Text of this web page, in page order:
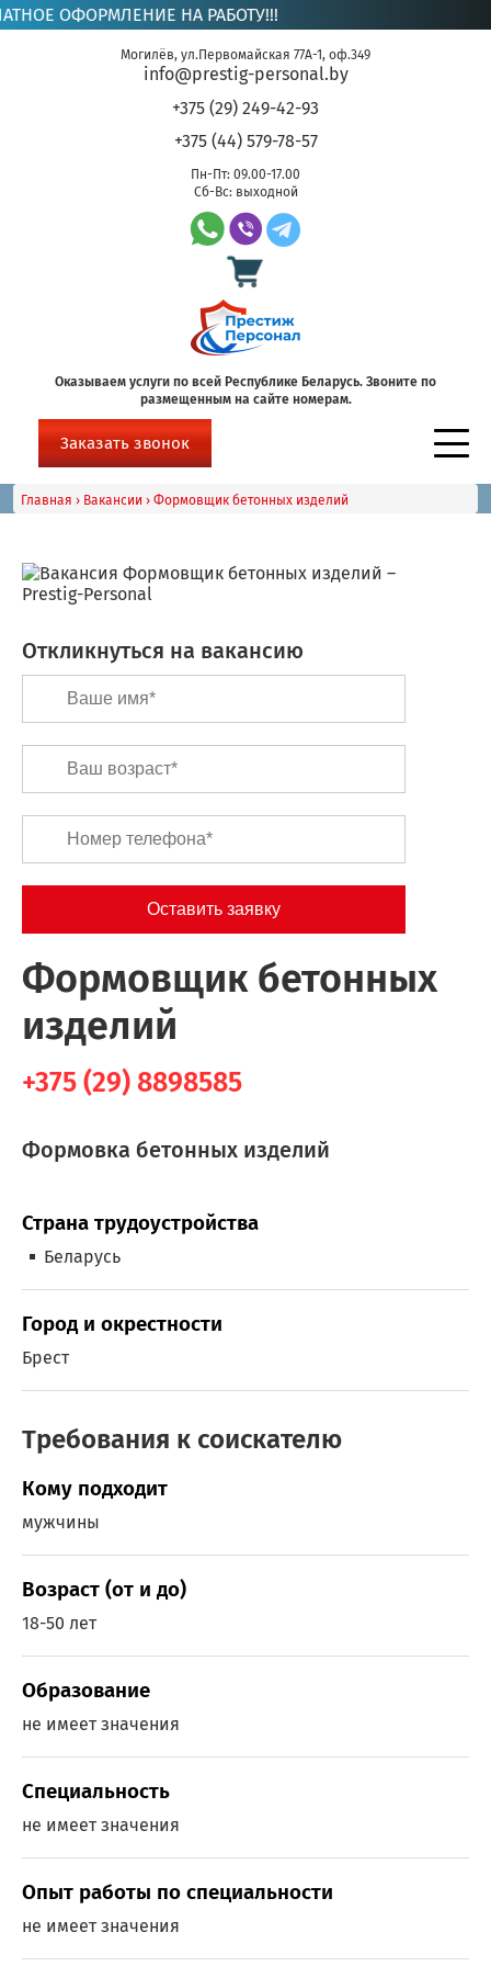
ОФОРМЛЕНИЕ НА РАБОТУ!!!
Могилёв, ул.Первомайская 77А-1, оф.349
info@prestig-personal.by
+375 (29) 249-42-93
+375 (44) 579-78-57
Пн-Пт: 09.00-17.00
Сб-Вс: выходной
Оказываем услуги по всей Республике Беларусь. Звоните по
размещенным на сайте номерам.
Заказать звонок
Главная › Вакансии › Формовщик бетонных изделий
Откликнуться на вакансию
Формовщик бетонных
изделий
+375 (29) 8898585
Формовка бетонных изделий
Страна трудоустройства
Беларусь
Город и окрестности
Брест
Требования к соискателю
Кому подходит
мужчины
Возраст (от и до)
18-50 лет
Образование
не имеет значения
Специальность
не имеет значения
Опыт работы по специальности
не имеет значения